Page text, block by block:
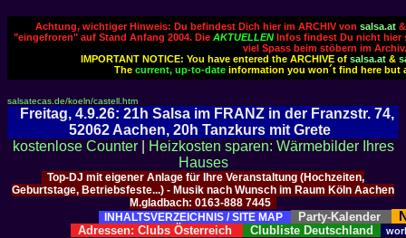
Achtung, wichtiger Hinweis: Du befindest Dich hier im ARCHIV von salsa.at
"eingefroren" auf Stand Anfang 2004. Die AKTUELLENInfos findest Du nicht hier
viel Spass beim stöbern im Archiv.
IMPORTANT NOTICE: You have entered the ARCHIVE of salsa.at&
The current, up-to-date information you won´t find here but
salsatecas.de/koeln/castell.htm
Freitag, 4.9.26: 21h Salsa im FRANZ in der Franzstr. 74,
52062 Aachen, 20h Tanzkurs mit Grete
kostenlose Counter|
Heizkosten sparen: Wärmebilder Ihres
Hauses
Top-DJ mit eigener Anlage für Ihre Veranstaltung (Hochzeiten,
Geburtstage, Betriebsfeste...) - Musik nach Wunsch im Raum Köln Aachen
M.gladbach: 0163-888 7445
INHALTSVERZEICHNIS / SITE MAP
Party-Kalender
Adressen: Clubs Österreich Clubliste Deutschland